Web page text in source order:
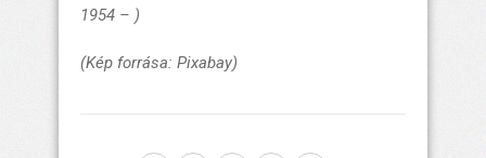
1954 – )
(Kép forrása: Pixabay)